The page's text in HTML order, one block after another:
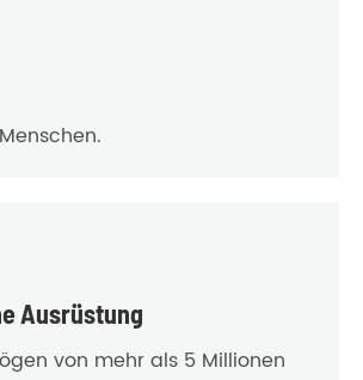
Ausrüstung
von mehr als 5 Millionen